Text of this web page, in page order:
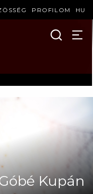
PROFILOM HU
Kupán